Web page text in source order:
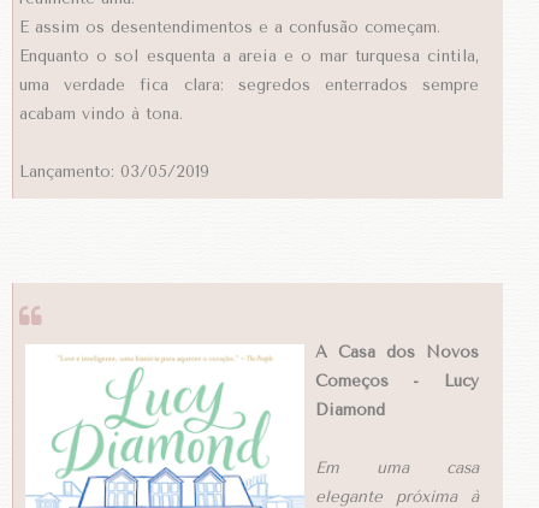
E assim os desentendimentos e a confusão começam.
Enquanto o sol esquenta a areia e o mar turquesa cintila,
uma verdade fica clara: segredos enterrados sempre
acabam vindo à tona.
Lançamento: 03/05/2019
A Casa dos Novos
Começos - Lucy
Diamond
Em uma casa
elegante próxima à